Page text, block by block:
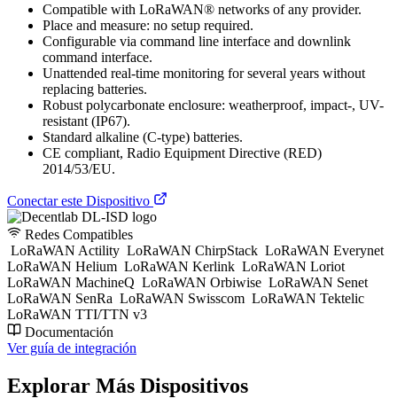
Compatible with LoRaWAN® networks of any provider.
Place and measure: no setup required.
Configurable via command line interface and downlink
command interface.
Unattended real-time monitoring for several years without
replacing batteries.
Robust polycarbonate enclosure: weatherproof, impact-, UV-
resistant (IP67).
Standard alkaline (C-type) batteries.
CE compliant, Radio Equipment Directive (RED)
2014/53/EU.
Conectar este Dispositivo
Redes Compatibles
LoRaWAN Actility LoRaWAN ChirpStack LoRaWAN Everynet
LoRaWAN Helium LoRaWAN Kerlink LoRaWAN Loriot
LoRaWAN MachineQ LoRaWAN Orbiwise LoRaWAN Senet
LoRaWAN SenRa LoRaWAN Swisscom LoRaWAN Tektelic
LoRaWAN TTI/TTN v3
Documentación
Ver guía de integración
Explorar Más Dispositivos